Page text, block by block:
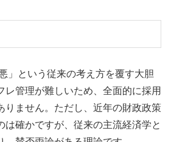
」という従来の考え方を覆す大胆
レ管理が難しいため、全面的に採用
りません。ただし、近年の財政政策
は確かですが、従来の主流経済学と